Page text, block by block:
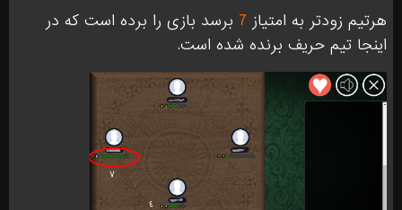
هرتیم زودتر به امتیاز 7 برسد بازی را برده است که در
اینجا تیم حریف برنده شده است.